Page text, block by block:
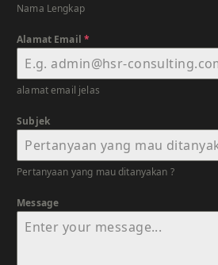
Nama Lengkap
Alamat Email*
alamat email jelas
Subjek
Pertanyaan yang mau ditanyakan ?
Message